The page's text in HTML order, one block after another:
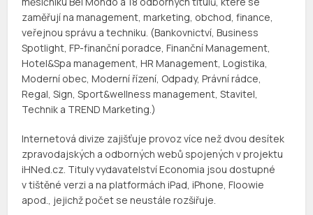
zaměřují na management, marketing, obchod, finance,
veřejnou správu a techniku. (Bankovnictví, Business
Spotlight, FP-finanční poradce, Finanční Management,
Hotel&Spa management, HR Management, Logistika,
Moderní obec, Moderní řízení, Odpady, Právní rádce,
Regal, Sign, Sport&wellness management, Stavitel,
Technik a TREND Marketing.)
Internetová divize zajišťuje provoz více než dvou desítek
zpravodajských a odborných webů spojených v projektu
iHNed.cz. Tituly vydavatelství Economia jsou dostupné
v tištěné verzi a na platformách iPad, iPhone, Floowie
apod., jejichž počet se neustále rozšiřuje.